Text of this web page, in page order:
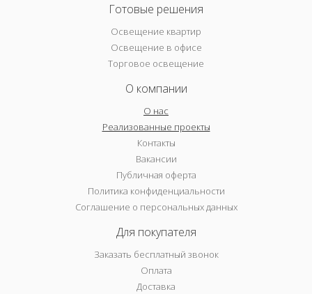
Готовые решения
Освещение квартир
Освещение в офисе
Торговое освещение
О компании
О нас
Реализованные проекты
Контакты
Вакансии
Публичная оферта
Политика конфиденциальности
Соглашение о персональных данных
Для покупателя
Заказать бесплатный звонок
Оплата
Доставка